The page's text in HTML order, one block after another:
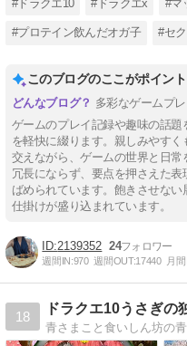
#ドラクエ10 #ドラクエx #マ
#プロテイン飲んだオガ子 #セ
このブログのここがポイント
多彩なゲームプ
ゲームのプレイ記録や趣味の話
を軽快に綴ります。親しみやす
交えながら、ゲームの世界と日常
冗長にならず、要点を押さえた
ばめられています。飽きさせな
仕掛けが盛り込まれています。
2139352 24
週間IN:970 週間OUT:17440 月
18
ドラクエ10うさぎの